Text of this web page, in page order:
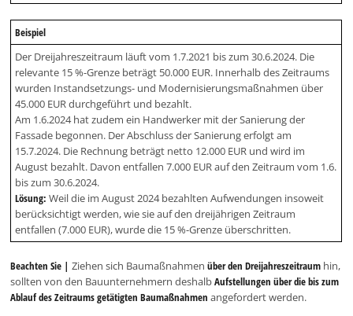
Beispiel
Der Dreijahreszeitraum läuft vom 1.7.2021 bis zum 30.6.2024. Die
relevante 15 %-Grenze beträgt 50.000 EUR. Innerhalb des Zeitraums
wurden Instandsetzungs- und Modernisierungsmaßnahmen über
45.000 EUR durchgeführt und bezahlt.
Am 1.6.2024 hat zudem ein Handwerker mit der Sanierung der
Fassade begonnen. Der Abschluss der Sanierung erfolgt am
15.7.2024. Die Rechnung beträgt netto 12.000 EUR und wird im
August bezahlt. Davon entfallen 7.000 EUR auf den Zeitraum vom 1.6.
bis zum 30.6.2024.
Lösung:Weil die im August 2024 bezahlten Aufwendungen insoweit
berücksichtigt werden, wie sie auf den dreijährigen Zeitraum
entfallen (7.000 EUR), wurde die 15 %-Grenze überschritten.
Beachten Sie |Ziehen sich Baumaßnahmenüber den Dreijahreszeitraum hin,
sollten von den Bauunternehmern deshalbAufstellungen über die bis zum
Ablauf des Zeitraums getätigten Baumaßnahmen angefordert werden.